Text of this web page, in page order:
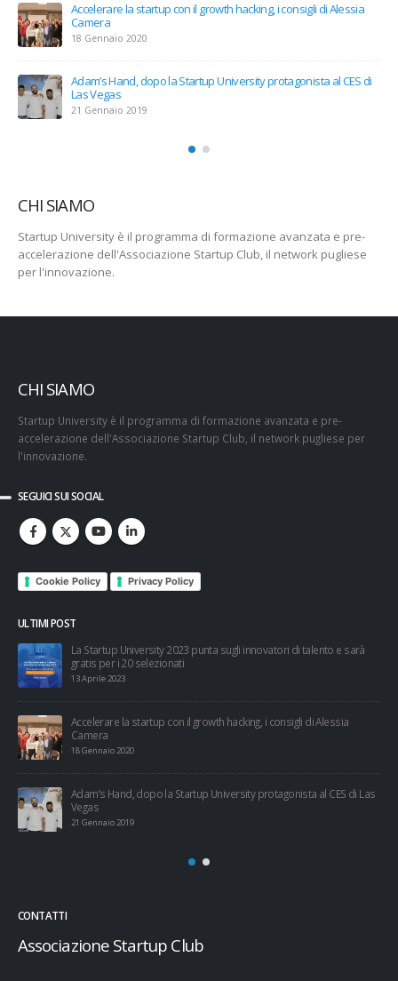
Accelerare la startup con il growth hacking, i consigli di Alessia
Camera
18 Gennaio 2020
Adam’s Hand, dopo la Startup University protagonista al CES di
Las Vegas
21 Gennaio 2019
CHI SIAMO
Startup University è il programma di formazione avanzata e pre-
accelerazione dell'Associazione Startup Club, il network pugliese
per l'innovazione.
CHI SIAMO
Startup University è il programma di formazione avanzata e pre-
accelerazione dell'Associazione Startup Club, il network pugliese per
l'innovazione.
SEGUICI SUI SOCIAL
Cookie Policy Privacy Policy
ULTIMI POST
La Startup University 2023 punta sugli innovatori di talento e sarà
gratis per i 20 selezionati
13 Aprile 2023
Accelerare la startup con il growth hacking, i consigli di Alessia
Camera
18 Gennaio 2020
Adam’s Hand, dopo la Startup University protagonista al CES di Las
Vegas
21 Gennaio 2019
CONTATTI
Associazione Startup Club